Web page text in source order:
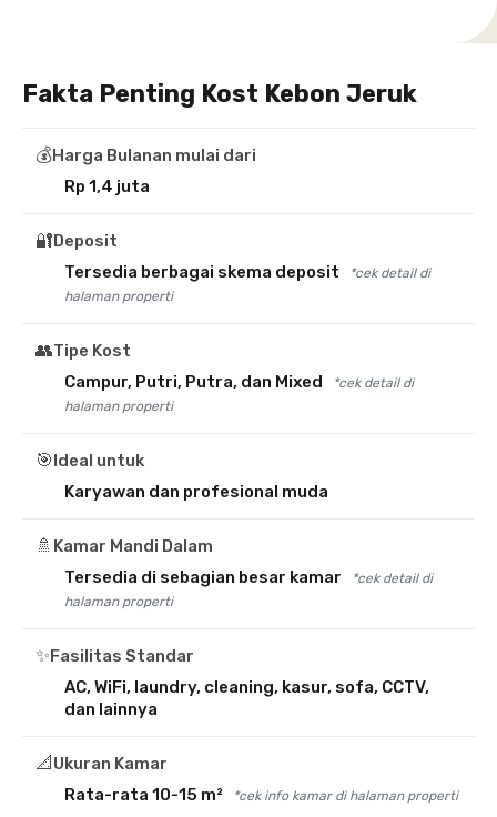
Fakta Penting Kost Kebon Jeruk
💰Harga Bulanan mulai dari
Rp 1,4 juta
🔐Deposit
Tersedia berbagai skema deposit
*cek detail di
halaman properti
👥Tipe Kost
Campur, Putri, Putra, dan Mixed
*cek detail di
halaman properti
🎯Ideal untuk
Karyawan dan profesional muda
🚿 Kamar Mandi Dalam
Tersedia di sebagian besar kamar
*cek detail di
halaman properti
✨Fasilitas Standar
AC, WiFi, laundry, cleaning, kasur, sofa, CCTV,
dan lainnya
📐 Ukuran Kamar
Rata-rata 10-15 m²
*cek info kamar di halaman properti